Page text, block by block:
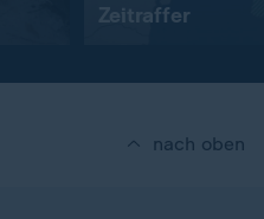
Zeitraffer
nach oben